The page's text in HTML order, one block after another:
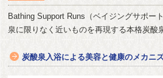
Bathing Support Runs（ベイジングサポー
泉に限りなく近いものを再現する本格炭酸
炭酸泉入浴による美容と健康のメカニ